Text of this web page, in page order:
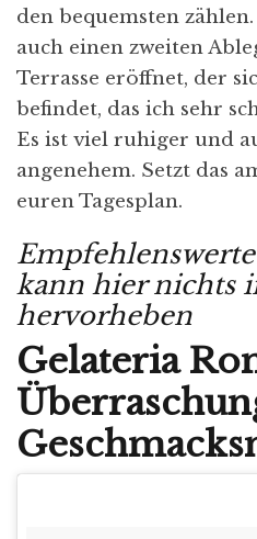
den bequemsten
auch einen zweiten
Terrasse eröffnet, der
befindet, das ich sehr
Es ist viel ruhiger und
angenehem. Setzt das
euren Tagesplan.
kann hier nichts
hervorheben
Gelateria